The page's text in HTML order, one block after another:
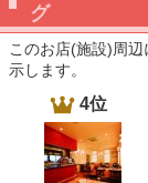
グ
このお店(施設)周
示します。
4位